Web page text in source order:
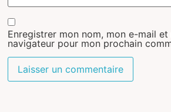
Enregistrer mon nom, mon e-mail
navigateur pour mon prochain